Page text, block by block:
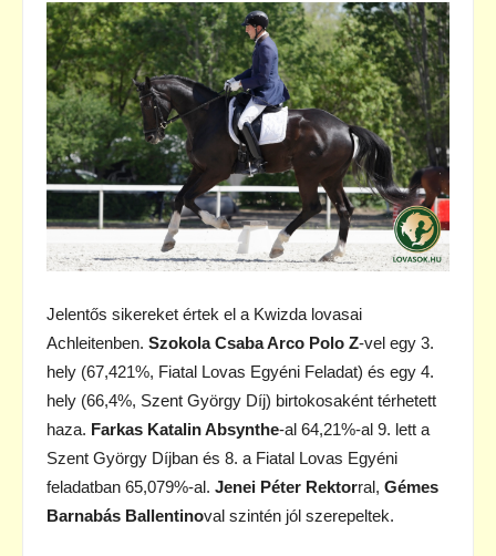
Jelentős sikereket értek el a Kwizda lovasai
Achleitenben. Szokola Csaba Arco Polo Z-vel egy 3.
hely (67,421%, Fiatal Lovas Egyéni Feladat) és egy 4.
hely (66,4%, Szent György Díj) birtokosaként térhetett
haza. Farkas Katalin Absynthe-al 64,21%-al 9. lett a
Szent György Díjban és 8. a Fiatal Lovas Egyéni
feladatban 65,079%-al. Jenei Péter Rektorral, Gémes
Barnabás Ballentinoval szintén jól szerepeltek.